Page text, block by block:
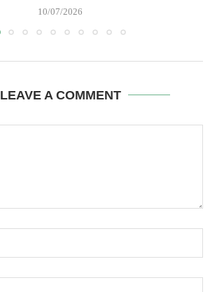
10/07/2026
LEAVE A COMMENT